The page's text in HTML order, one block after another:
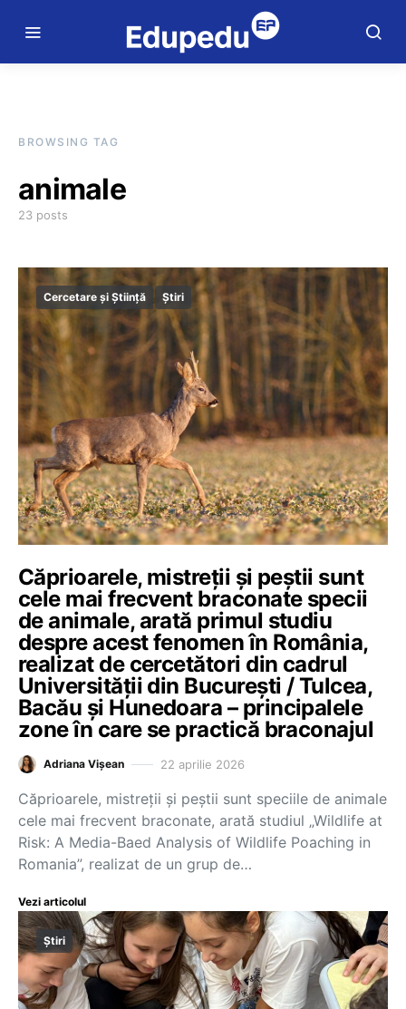
BROWSING TAG
animale
23 posts
Cercetare și Știință Știri
Căprioarele, mistreții și peștii sunt
cele mai frecvent braconate specii
de animale, arată primul studiu
despre acest fenomen în România,
realizat de cercetători din cadrul
Universității din București / Tulcea,
Bacău și Hunedoara – principalele
zone în care se practică braconajul
Adriana Vișean 22 aprilie 2026
Căprioarele, mistreții și peștii sunt speciile de animale
cele mai frecvent braconate, arată studiul „Wildlife at
Risk: A Media-Baed Analysis of Wildlife Poaching in
Romania”, realizat de un grup de…
Vezi articolul
Știri